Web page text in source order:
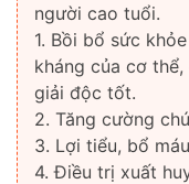
người cao tuổi.
1. Bồi bổ sức
kháng của cơ
giải độc tốt.
2. Tăng cường
3. Lợi tiểu, bổ
4. Điều trị xuất